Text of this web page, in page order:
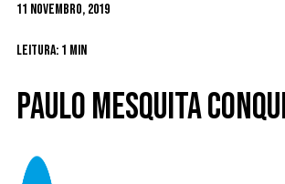
11 Novembro, 2019
Leitura: 1 min
Paulo Mesquita